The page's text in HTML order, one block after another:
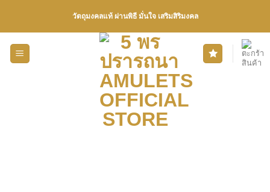
วัตถุมงคลแท้ ผ่านพิธี มั่นใจ เสริมสิริมงคล